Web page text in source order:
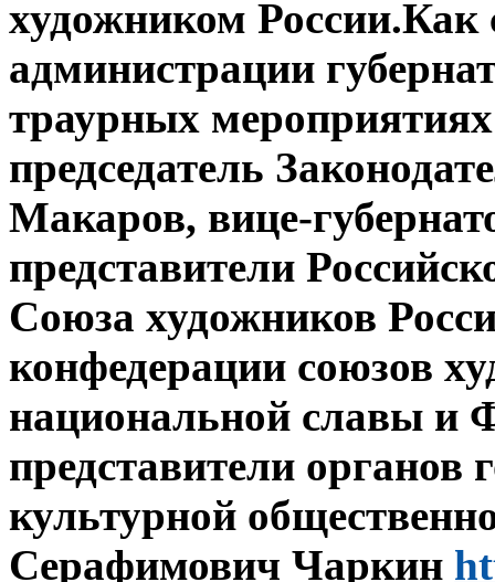
художником России.Как
администрации
траурных
председатель
Макаров, вице-
представители
Союза художников
конфедерации союзов
национальной славы и
представители органов
культурной
Серафимович Чаркин